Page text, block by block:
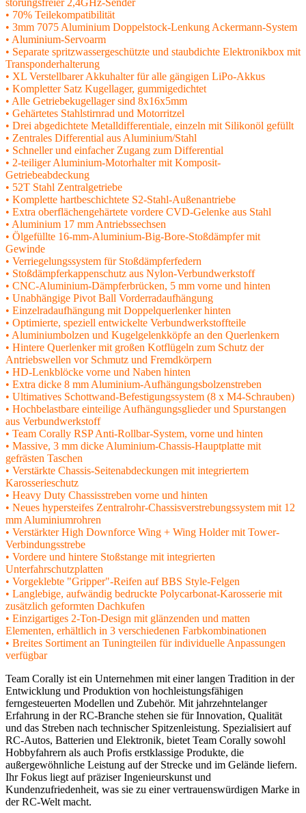
störungsfreier 2,4GHz-Sender
• 70% Teilekompatibilität
• 3mm 7075 Aluminium Doppelstock-Lenkung Ackermann-System
• Aluminium-Servoarm
• Separate spritzwassergeschützte und staubdichte Elektronikbox mit
Transponderhalterung
• XL Verstellbarer Akkuhalter für alle gängigen LiPo-Akkus
• Kompletter Satz Kugellager, gummigedichtet
• Alle Getriebekugellager sind 8x16x5mm
• Gehärtetes Stahlstirnrad und Motorritzel
• Drei abgedichtete Metalldifferentiale, einzeln mit Silikonöl gefüllt
• Zentrales Differential aus Aluminium/Stahl
• Schneller und einfacher Zugang zum Differential
• 2-teiliger Aluminium-Motorhalter mit Komposit-
Getriebeabdeckung
• 52T Stahl Zentralgetriebe
• Komplette hartbeschichtete S2-Stahl-Außenantriebe
• Extra oberflächengehärtete vordere CVD-Gelenke aus Stahl
• Aluminium 17 mm Antriebssechsen
• Ölgefüllte 16-mm-Aluminium-Big-Bore-Stoßdämpfer mit
Gewinde
• Verriegelungssystem für Stoßdämpferfedern
• Stoßdämpferkappenschutz aus Nylon-Verbundwerkstoff
• CNC-Aluminium-Dämpferbrücken, 5 mm vorne und hinten
• Unabhängige Pivot Ball Vorderradaufhängung
• Einzelradaufhängung mit Doppelquerlenker hinten
• Optimierte, speziell entwickelte Verbundwerkstoffteile
• Aluminiumbolzen und Kugelgelenkköpfe an den Querlenkern
• Hintere Querlenker mit großen Kotflügeln zum Schutz der
Antriebswellen vor Schmutz und Fremdkörpern
• HD-Lenkblöcke vorne und Naben hinten
• Extra dicke 8 mm Aluminium-Aufhängungsbolzenstreben
• Ultimatives Schottwand-Befestigungssystem (8 x M4-Schrauben)
• Hochbelastbare einteilige Aufhängungsglieder und Spurstangen
aus Verbundwerkstoff
• Team Corally RSP Anti-Rollbar-System, vorne und hinten
• Massive, 3 mm dicke Aluminium-Chassis-Hauptplatte mit
gefrästen Taschen
• Verstärkte Chassis-Seitenabdeckungen mit integriertem
Karosserieschutz
• Heavy Duty Chassisstreben vorne und hinten
• Neues hypersteifes Zentralrohr-Chassisverstrebungssystem mit 12
mm Aluminiumrohren
• Verstärkter High Downforce Wing + Wing Holder mit Tower-
Verbindungsstrebe
• Vordere und hintere Stoßstange mit integrierten
Unterfahrschutzplatten
• Vorgeklebte "Gripper"-Reifen auf BBS Style-Felgen
• Langlebige, aufwändig bedruckte Polycarbonat-Karosserie mit
zusätzlich geformten Dachkufen
• Einzigartiges 2-Ton-Design mit glänzenden und matten
Elementen, erhältlich in 3 verschiedenen Farbkombinationen
• Breites Sortiment an Tuningteilen für individuelle Anpassungen
verfügbar
Team Corally ist ein Unternehmen mit einer langen Tradition in der
Entwicklung und Produktion von hochleistungsfähigen
ferngesteuerten Modellen und Zubehör. Mit jahrzehntelanger
Erfahrung in der RC-Branche stehen sie für Innovation, Qualität
und das Streben nach technischer Spitzenleistung. Spezialisiert auf
RC-Autos, Batterien und Elektronik, bietet Team Corally sowohl
Hobbyfahrern als auch Profis erstklassige Produkte, die
außergewöhnliche Leistung auf der Strecke und im Gelände liefern.
Ihr Fokus liegt auf präziser Ingenieurskunst und
Kundenzufriedenheit, was sie zu einer vertrauenswürdigen Marke in
der RC-Welt macht.